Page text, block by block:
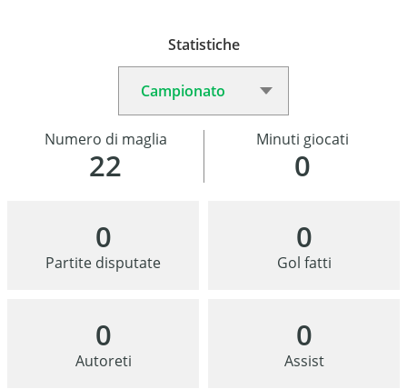
Statistiche
22
Numero di maglia
0
Minuti giocati
0
Partite disputate
0
Gol fatti
0
Autoreti
0
Assist